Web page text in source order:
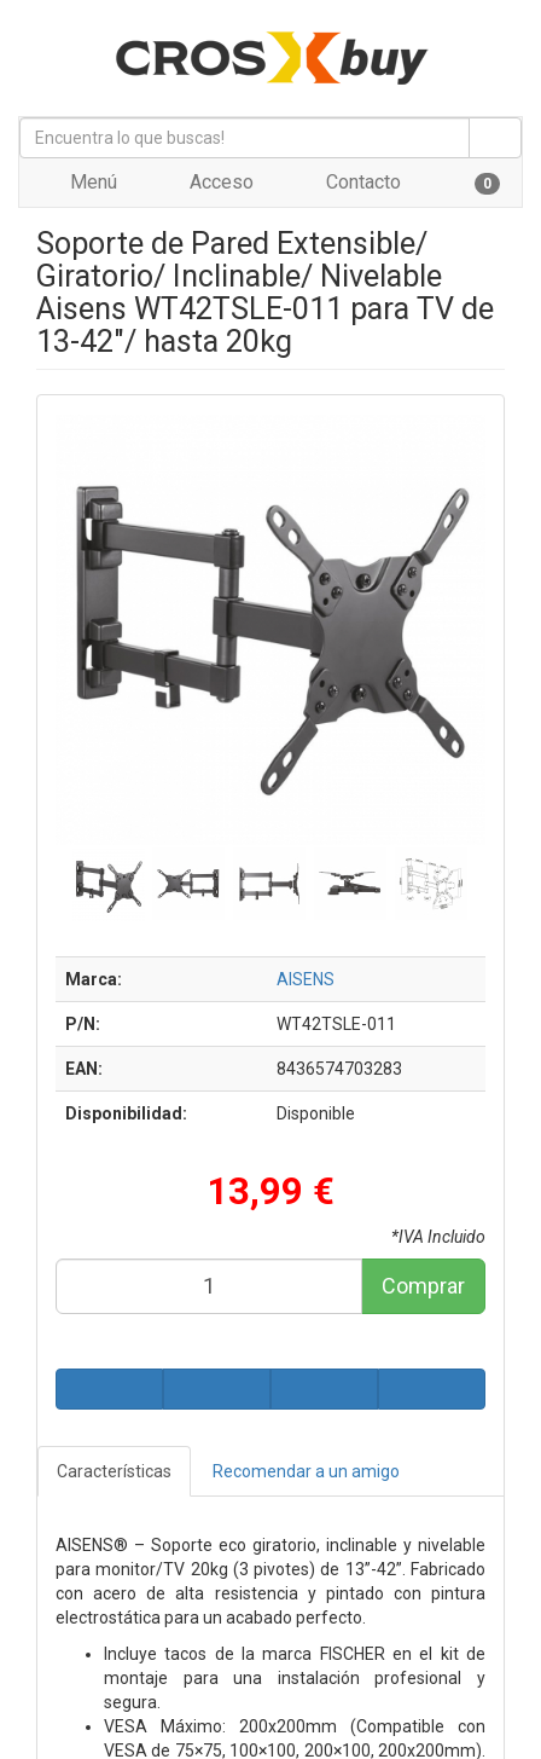
Menú Acceso Contacto 0
Soporte de Pared Extensible/
Giratorio/ Inclinable/ Nivelable
Aisens WT42TSLE-011 para TV de
13-42"/ hasta 20kg
Marca: AISENS
P/N: WT42TSLE-011
EAN: 8436574703283
Disponibilidad: Disponible
13,99 €
*IVA Incluido
Comprar
Características Recomendar a un amigo
AISENS® – Soporte eco giratorio, inclinable y nivelable
para monitor/TV 20kg (3 pivotes) de 13”-42”. Fabricado
con acero de alta resistencia y pintado con pintura
electrostática para un acabado perfecto.
Incluye tacos de la marca FISCHER en el kit de
montaje para una instalación profesional y
segura.
VESA Máximo: 200x200mm (Compatible con
VESA de 75×75, 100×100, 200×100, 200x200mm).